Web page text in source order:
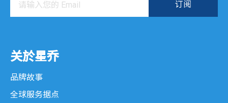
关於星乔
品牌故事
全球服务据点